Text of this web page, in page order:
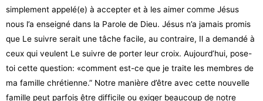
simplement appelé(e) à accepter et à les aimer comme Jésus
nous l’a enseigné dans la Parole de Dieu. Jésus n’a jamais promis
que Le suivre serait une tâche facile, au contraire, Il a demandé à
ceux qui veulent Le suivre de porter leur croix. Aujourd’hui, pose-
toi cette question: «comment est-ce que je traite les membres de
ma famille chrétienne.” Notre manière d’être avec cette nouvelle
famille peut parfois être difficile ou exiger beaucoup de notre